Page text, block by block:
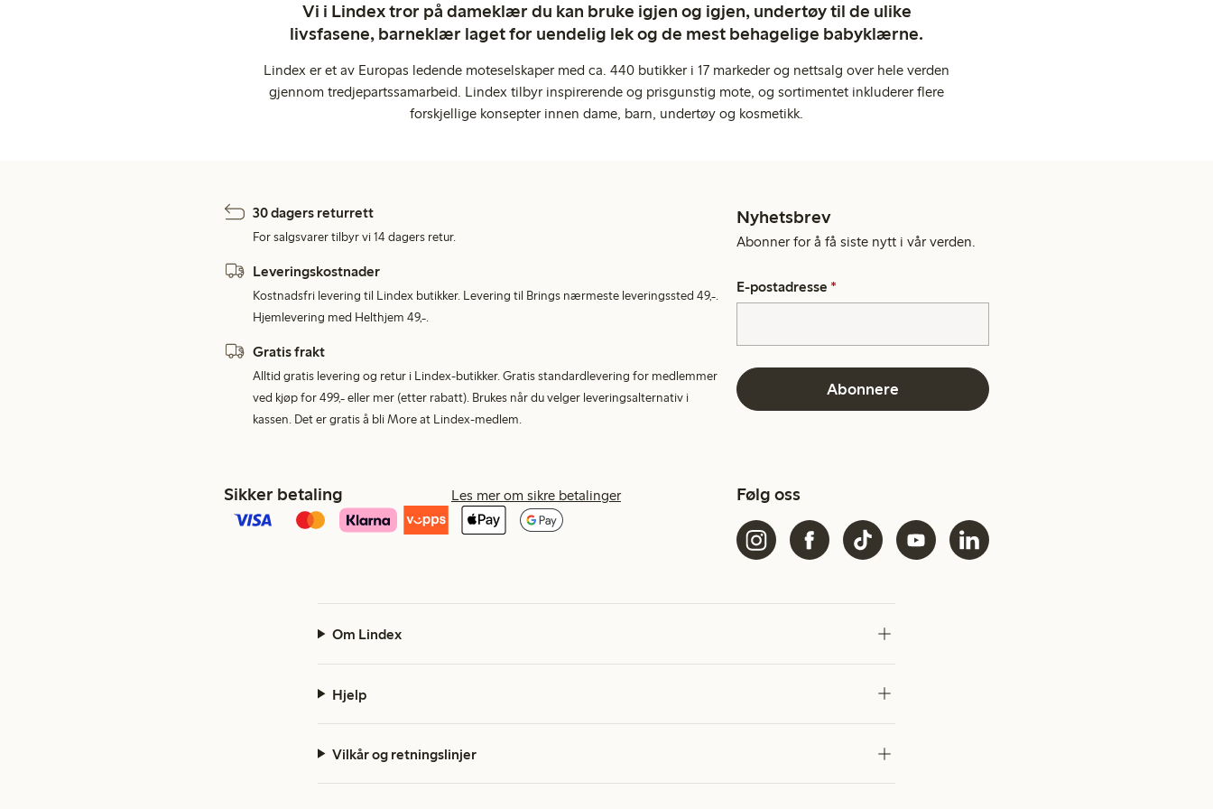
Vi i Lindex tror på dameklær du kan bruke igjen og igjen, undertøy til de ulike
livsfasene, barneklær laget for uendelig lek og de mest behagelige babyklærne.
Lindex er et av Europas ledende moteselskaper med ca. 440 butikker i 17 markeder og nettsalg over hele verden
gjennom tredjepartssamarbeid. Lindex tilbyr inspirerende og prisgunstig mote, og sortimentet inkluderer flere
forskjellige konsepter innen dame, barn, undertøy og kosmetikk.
30 dagers returrett
For salgsvarer tilbyr vi 14 dagers retur.
Leveringskostnader
Kostnadsfri levering til Lindex butikker. Levering til Brings nærmeste leveringssted 49,-.
Hjemlevering med Helthjem 49,-.
Gratis frakt
Alltid gratis levering og retur i Lindex-butikker. Gratis standardlevering for medlemmer
ved kjøp for 499,- eller mer (etter rabatt). Brukes når du velger leveringsalternativ i
kassen. Det er gratis å bli More at Lindex-medlem.
Nyhetsbrev
Abonner for å få siste nytt i vår verden.
E-postadresse *
Abonnere
Sikker betaling Les mer om sikre betalinger Følg oss
Om Lindex
Hjelp
Vilkår og retningslinjer